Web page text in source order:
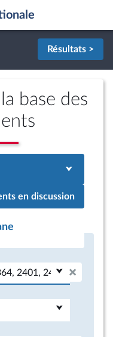
Résultats >
base des
en discussion